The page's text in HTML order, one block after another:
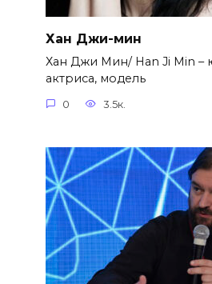
Хан Джи-мин
Хан Джи Мин/ Han Ji Min –
актриса, модель
0 3.5к.